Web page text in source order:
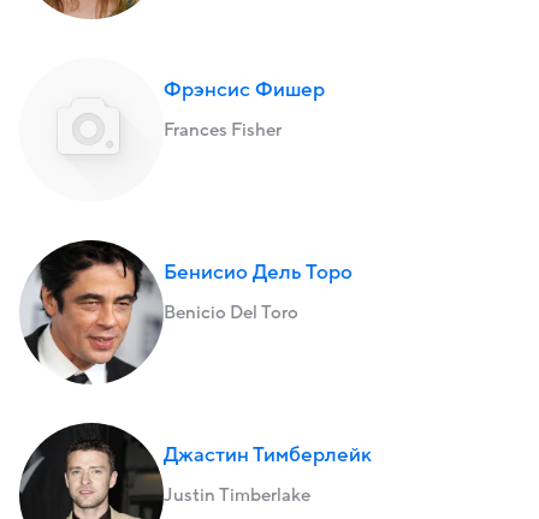
Фрэнсис Фишер
Frances Fisher
Бенисио Дель Торо
Benicio Del Toro
Джастин Тимберлейк
Justin Timberlake